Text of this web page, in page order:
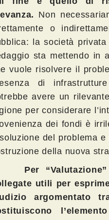
Non
o
la società
sta mettendo in
vuole risolvere il
di
avere un
per considerare
dei fondi è
del problema
della nuova
Per
utili per
argomentato